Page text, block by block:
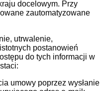
docelowym. Przy
zautomatyzowane
utrwalenie,
postanowień
do tych informacji w
umowy poprzez wysłanie